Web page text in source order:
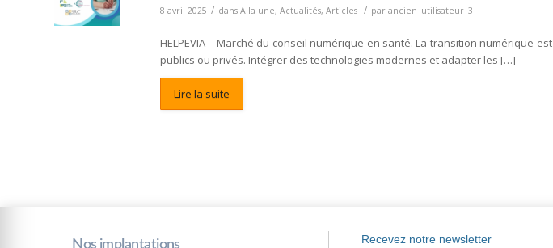
8 avril 2025 / dans A la une, Actualités, Articles / par ancien_utilisateur_3
HELPEVIA – Marché du conseil numérique en santé. La transition numérique
publics ou privés. Intégrer des technologies modernes et adapter les […]
Lire la suite
Nos implantations Recevez notre newsletter